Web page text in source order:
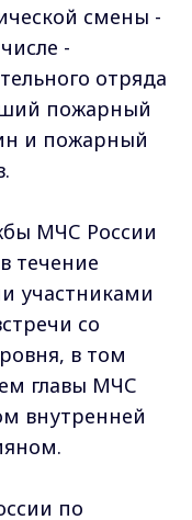
смены -
-
отряда
пожарный
и пожарный
МЧС России
течение
участниками
со
в том
главы МЧС
внутренней
по